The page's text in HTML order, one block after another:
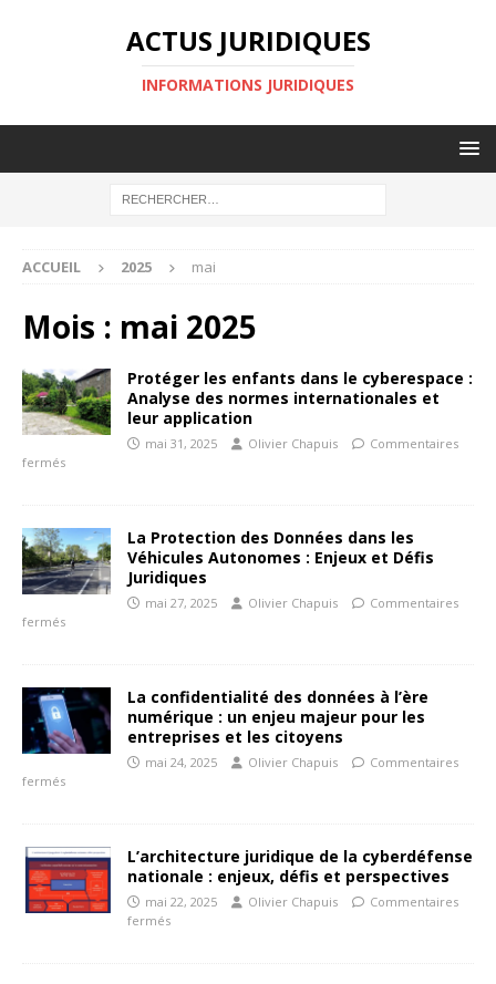
ACTUS JURIDIQUES
INFORMATIONS JURIDIQUES
ACCUEIL 2025 mai
Mois : mai 2025
Protéger les enfants dans le cyberespace :
Analyse des normes internationales et
leur application
mai 31, 2025 Olivier Chapuis
Commentaires
fermés
La Protection des Données dans les
Véhicules Autonomes : Enjeux et Défis
Juridiques
mai 27, 2025 Olivier Chapuis
Commentaires
fermés
La confidentialité des données à l’ère
numérique : un enjeu majeur pour les
entreprises et les citoyens
mai 24, 2025 Olivier Chapuis
Commentaires
fermés
L’architecture juridique de la cyberdéfense
nationale : enjeux, défis et perspectives
mai 22, 2025 Olivier Chapuis
Commentaires
fermés